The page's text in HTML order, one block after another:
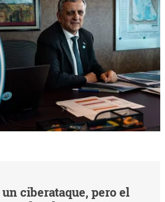
ciberataque, pero el